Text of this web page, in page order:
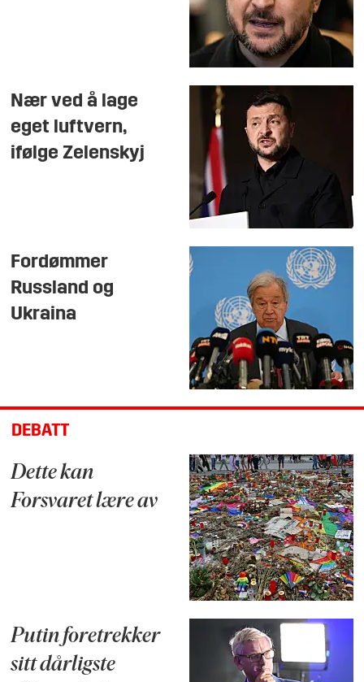
Nær ved å lage
eget luftvern,
ifølge Zelenskyj
Fordømmer
Russland og
Ukraina
DEBATT
Dette kan
Forsvaret lære av
Putin foretrekker
sitt dårligste